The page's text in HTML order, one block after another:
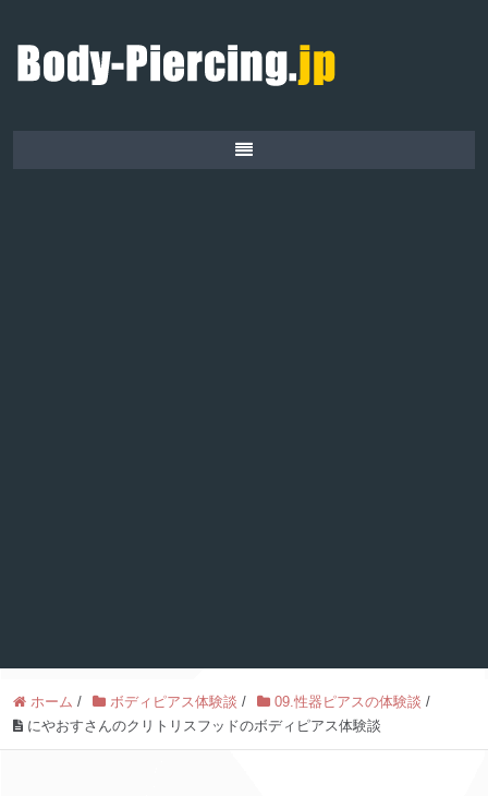
ホーム / ボディピアス体験談 / 09.性器ピアスの体験談 /
にやおすさんのクリトリスフッドのボディピアス体験談